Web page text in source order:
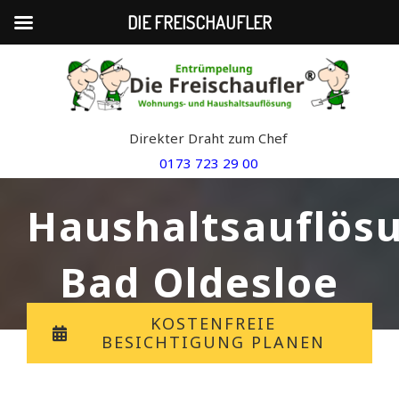
Direkter Draht zum Chef
0173 723 29 00
Bad Oldesloe
KOSTENFREIE
BESICHTIGUNG PLANEN
DIE FREISCHAUFLER